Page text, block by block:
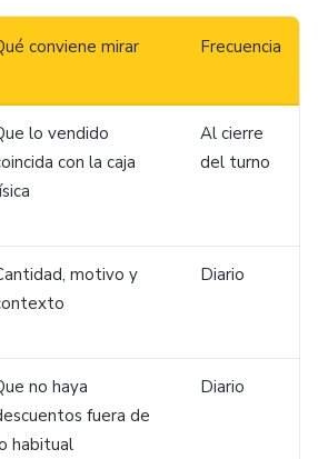
conviene mirar Frecuencia
lo vendido
con la caja
Al cierre
del turno
motivo y
Diario
no haya
fuera de
habitual
Diario